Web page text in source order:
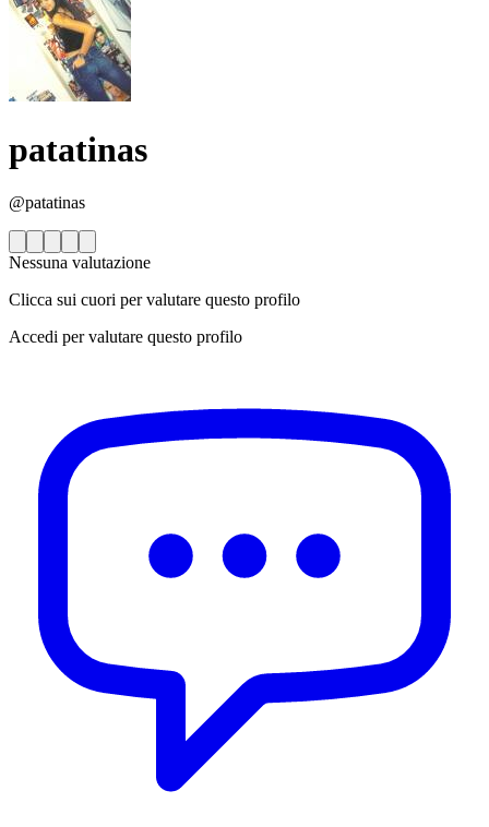
patatinas
@patatinas
Nessuna valutazione
Clicca sui cuori per valutare questo profilo
Accedi per valutare questo profilo